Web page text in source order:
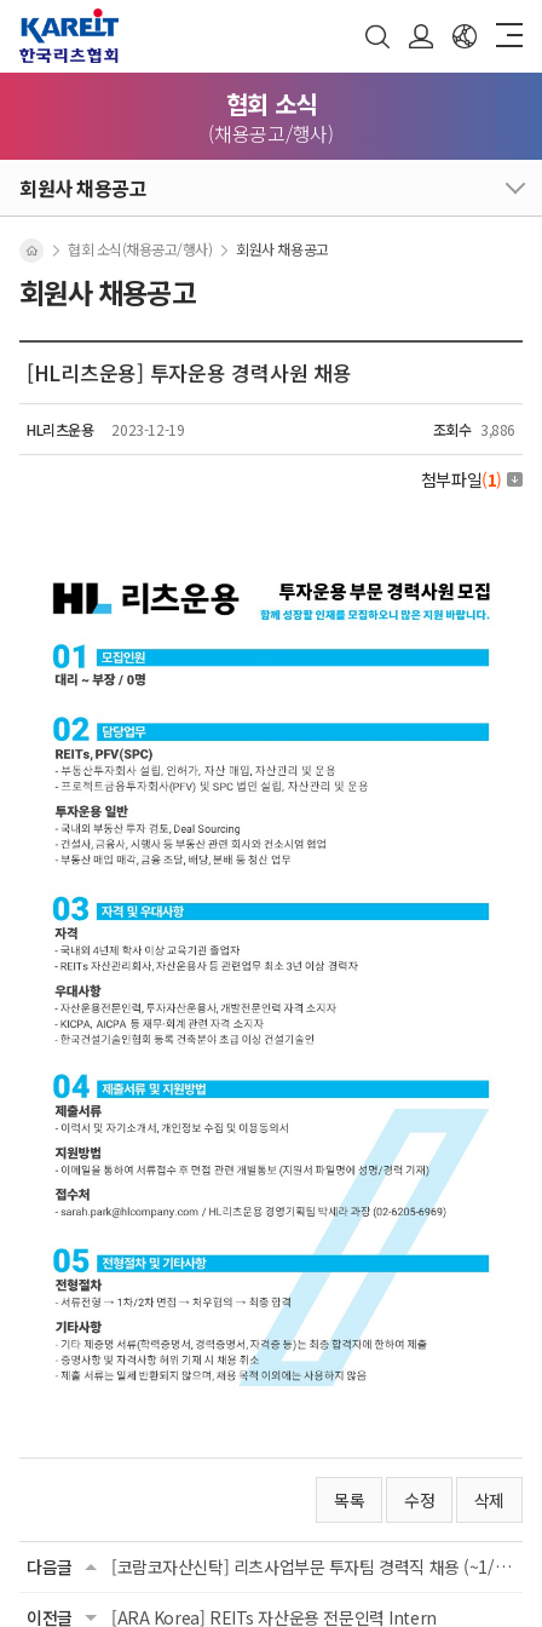
협회 소식
(채용공고/행사)
회원사 채용공고
회원사 채용공고
협회 소식(채용공고/행사) 회원사 채용공고
[HL리츠운용] 투자운용 경력사원 채용
HL리츠운용 2023-12-19 조회수 3,886
첨부파일(1)
목록 수정 삭제
다음글 [코람코자산신탁] 리츠사업부문 투자팀 경력직 채용 (~1/31)
이전글 [ARA Korea] REITs 자산운용 전문인력 Intern